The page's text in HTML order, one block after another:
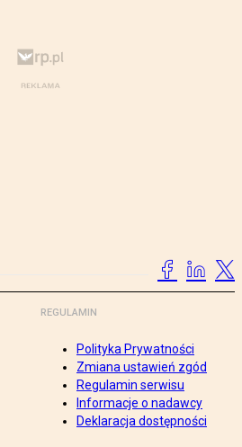
REGULAMIN
Polityka Prywatności
Zmiana ustawień zgód
Regulamin serwisu
Informacje o nadawcy
Deklaracja dostępności